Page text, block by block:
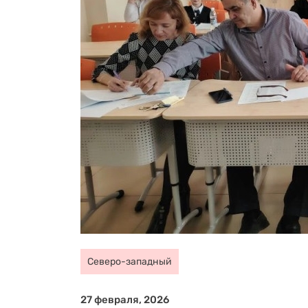
Северо-западный
27 февраля, 2026